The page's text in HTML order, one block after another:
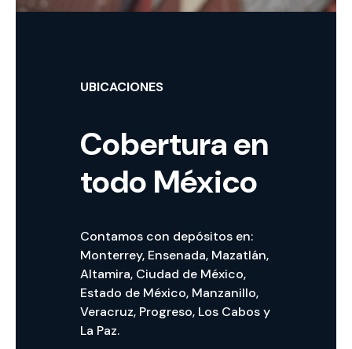
UBICACIONES
Cobertura en
todo México
Contamos con depósitos en:
Monterrey, Ensenada, Mazatlán,
Altamira, Ciudad de México,
Estado de México, Manzanillo,
Veracruz, Progreso, Los Cabos y
La Paz.